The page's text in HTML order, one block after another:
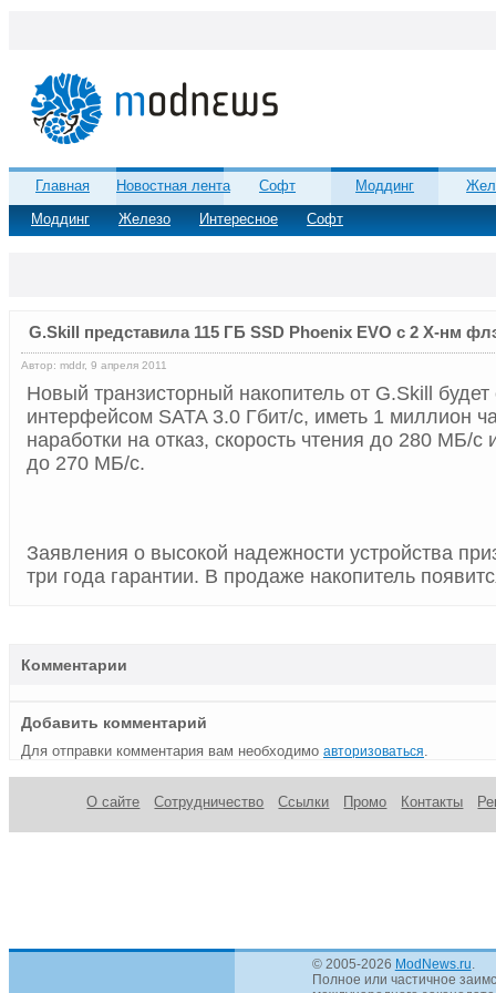
Главная
Новостная лента
Моддинг
Железо Интересное Софт
Софт Моддинг
G.Skill представила 115 ГБ SSD Phoenix EVO с 2 Х-нм
Автор: mddr, 9 апреля 2011
Новый транзисторный накопитель от G.Skill
интерфейсом SATA 3.0 Гбит/с, иметь 1 миллион
наработки на отказ, скорость чтения до 280 МБ/с
до 270 МБ/с.
Заявления о высокой надежности устройства
три года гарантии. В продаже накопитель
Комментарии
Добавить комментарий
Для отправки комментария вам необходимо авторизоваться
О сайте Сотрудничество Ссылки Промо Контакты
© 2005-2026 ModNews.ru
Полное или частичное